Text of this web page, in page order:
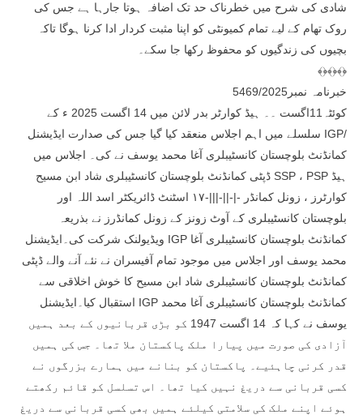
شادی کی شرح میں خطرناک حد تک اضافہ ہوتا جارہا ہے جس کی
روک تھام کے لیے تمام کمیونٹی کو اپنا مثبت کردار ادا کرنا ہوگا تاکہ
بچیوں کی زندگیوں کو محفوظ رکھا جا سکے۔
﴾﴿﴾﴿﴾﴿
خبرنامہ نمبر5469/2025
کوئٹہ11اگست ۔۔ ہیڈ کوارٹر بدر لائن میں 14 اگست 2025 ء کے
سلسلے میں اہم اجلاس منعقد کیا گیا جس کی صدارت ایڈیشنل IGP/
کمانڈنٹ بلوچستان کانسٹیبلری آغا محمد یوسف نے کی۔ اجلاس میں
ڈپٹی کمانڈنٹ بلوچستان کانسٹیبلری شاد ابن مسیح SSP ، PSP ہیڈ
کوارٹرز ، زونل کمانڈر -|-||-|||-۱۷ اسٹنٹ ڈائریکٹر اسد اللہ اور
بلوچستان کانسٹیبلری کے آوٹ زونز کے زونل کمانڈرز نے بذریعہ
ویڈیولنک شرکت کی۔ایڈیشنل IGP کمانڈنٹ بلوچستان کانسٹیبلری آغا
محمد یوسف اور اجلاس میں موجود تمام آفیسران نے نئے آنے والے ڈپٹی
کمانڈنٹ بلوچستان کانسٹیبلری شاد ابن مسیح کا خوش اخلاقی سے
استقبال کیا۔ایڈیشنل IGP کمانڈنٹ بلوچستان کانسٹیبلری آغا محمد
یوسف نے کہا کہ 14 اگست 1947 کو بڑی قربانیوں کے بعد ہمیں
آزادی کی صورت میں پیارا ملک پاکستان ملا تھا۔ جس کی ہمیں
قدر کرنی چاہئیے۔ پاکستان کو بنانے میں ہمارے بزرگوں نے
کسی قربانی سے دریغ نہیں کیا تھا۔ اس تسلسل کو قائم رکھتے
ہوئے اپنے ملک کی سلامتی کیلئے ہمیں بھی کسی قربانی سے دریغ